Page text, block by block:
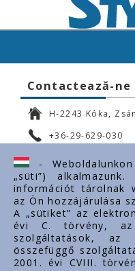
Contactează-ne
H-2243 Kóka,
+36-29-629-030
export@styron.hu
www.styron.hu
Linkuri
-
„süti”)
információt tárolnak
az Ön hozzájárulása
A „sütiket” az
évi C. törvény, az
szolgáltatások, az
összefüggő
2001. évi CVIII.